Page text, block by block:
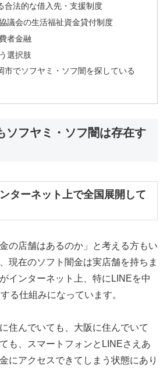
合法的な借入先・支援制度
議会の生活福祉資金貸付制度
者金融
選択肢
市でソフヤミ・ソフ闇を探している
ソフヤミ・ソフ闇は存在す
ターネット上で全国展開して
の店舗はあるのか」と考える方もい
現在のソフト闇金は実店舗を持ちま
インターネット上、特にLINEを中
る仕組みになっています。
住んでいても、大阪に住んでいて
も、スマートフォンとLINEさえあ
にアクセスできてしまう状態にあり